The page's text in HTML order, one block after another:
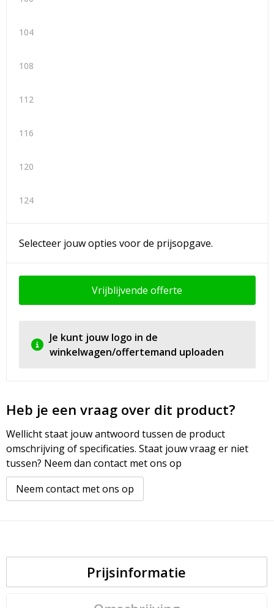
104
108
112
116
120
124
Selecteer jouw opties voor de prijsopgave.
Vrijblijvende offerte
Je kunt jouw logo in de
winkelwagen/offertemand uploaden
Heb je een vraag over dit product?
Wellicht staat jouw antwoord tussen de product
omschrijving of specificaties. Staat jouw vraag er niet
tussen? Neem dan contact met ons op
Neem contact met ons op
Prijsinformatie